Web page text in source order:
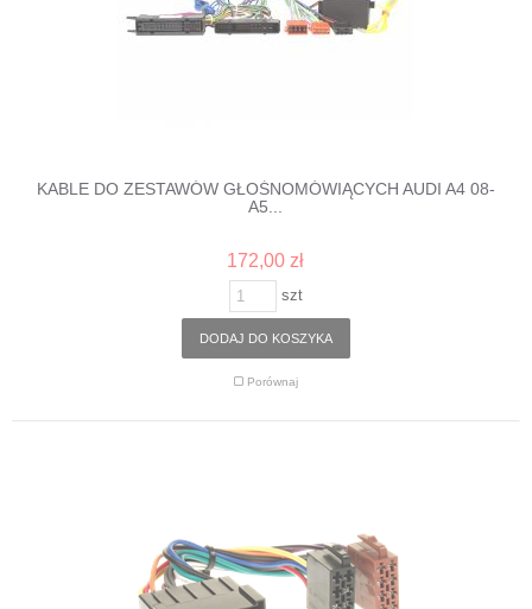
KABLE DO ZESTAWÓW GŁOŚNOMÓWIĄCYCH AUDI A4 08-
A5...
172,00 zł
szt
DODAJ DO KOSZYKA
Porównaj